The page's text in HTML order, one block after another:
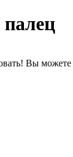
Вы можете